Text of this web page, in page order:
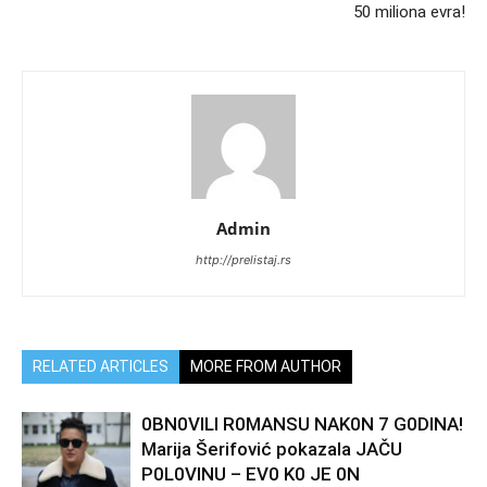
50 miliona evra!
Admin
http://prelistaj.rs
RELATED ARTICLES MORE FROM AUTHOR
0BN0VlLl R0MANSU NAK0N 7 G0DlNA!
Marija Šerifović pokazala JAČU
P0L0VINU – EV0 K0 JE 0N